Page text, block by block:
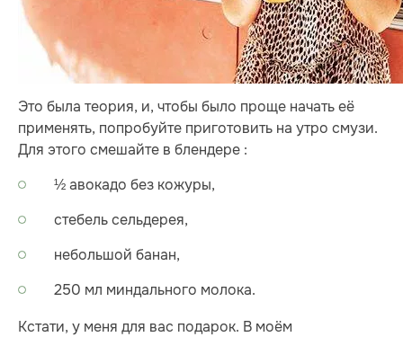
Это была теория, и, чтобы было проще начать её
применять, попробуйте приготовить на утро смузи.
Для этого смешайте в блендере :
½ авокадо без кожуры,
стебель сельдерея,
небольшой банан,
250 мл миндального молока.
Кстати, у меня для вас подарок. В моём